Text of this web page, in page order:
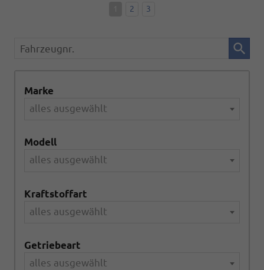
2 3
Fahrzeugnr.
Marke
alles ausgewählt
Modell
alles ausgewählt
Kraftstoffart
alles ausgewählt
Getriebeart
alles ausgewählt